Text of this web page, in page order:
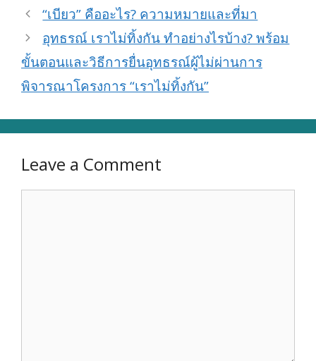
“เบียว” คืออะไร? ความหมายและที่มา
อุทธรณ์ เราไม่ทิ้งกัน ทำอย่างไรบ้าง? พร้อม
ขั้นตอนและวิธีการยื่นอุทธรณ์ผู้ไม่ผ่านการ
พิจารณาโครงการ “เราไม่ทิ้งกัน”
Leave a Comment